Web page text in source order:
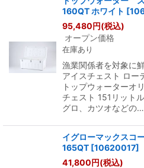
160QT ホワイト [
95,480円(税込)
オープン価格
在庫あり
漁業関係者を対象に
アイスチェスト ロー
トップウォーターオ
チェスト 151リット
グロ、カツオなどの…
イグローマックスコ
165QT [10620017]
41,800円(税込)